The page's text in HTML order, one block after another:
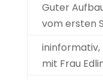
Guter
vom ersten
mit Frau